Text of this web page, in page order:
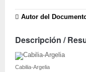
Autor del
Descripción /
Cabilia-Argelia